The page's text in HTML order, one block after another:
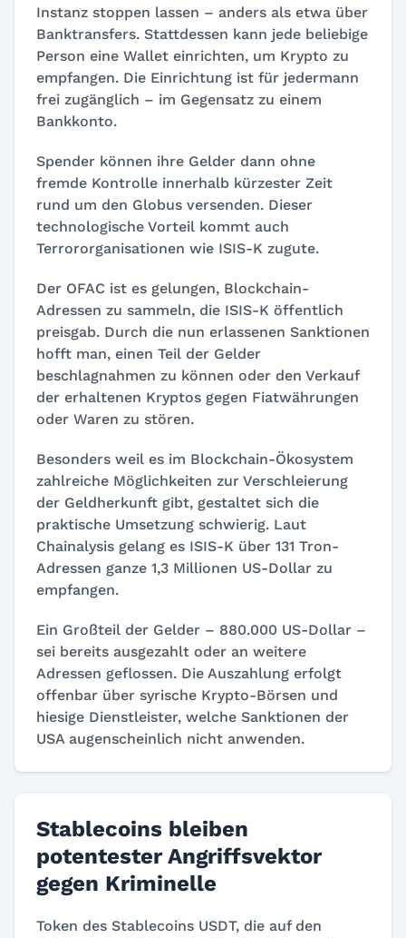
Instanz stoppen lassen – anders als etwa über
Banktransfers. Stattdessen kann jede beliebige
Person eine Wallet einrichten, um Krypto zu
empfangen. Die Einrichtung ist für jedermann
frei zugänglich – im Gegensatz zu einem
Bankkonto.
Spender können ihre Gelder dann ohne
fremde Kontrolle innerhalb kürzester Zeit
rund um den Globus versenden. Dieser
technologische Vorteil kommt auch
Terrororganisationen wie ISIS-K zugute.
Der OFAC ist es gelungen, Blockchain-
Adressen zu sammeln, die ISIS-K öffentlich
preisgab. Durch die nun erlassenen Sanktionen
hofft man, einen Teil der Gelder
beschlagnahmen zu können oder den Verkauf
der erhaltenen Kryptos gegen Fiatwährungen
oder Waren zu stören.
Besonders weil es im Blockchain-Ökosystem
zahlreiche Möglichkeiten zur Verschleierung
der Geldherkunft gibt, gestaltet sich die
praktische Umsetzung schwierig. Laut
Chainalysis gelang es ISIS-K über 131 Tron-
Adressen ganze 1,3 Millionen US-Dollar zu
empfangen.
Ein Großteil der Gelder – 880.000 US-Dollar –
sei bereits ausgezahlt oder an weitere
Adressen geflossen. Die Auszahlung erfolgt
offenbar über syrische Krypto-Börsen und
hiesige Dienstleister, welche Sanktionen der
USA augenscheinlich nicht anwenden.
Stablecoins bleiben
potentester Angriffsvektor
gegen Kriminelle
Token des Stablecoins USDT, die auf den